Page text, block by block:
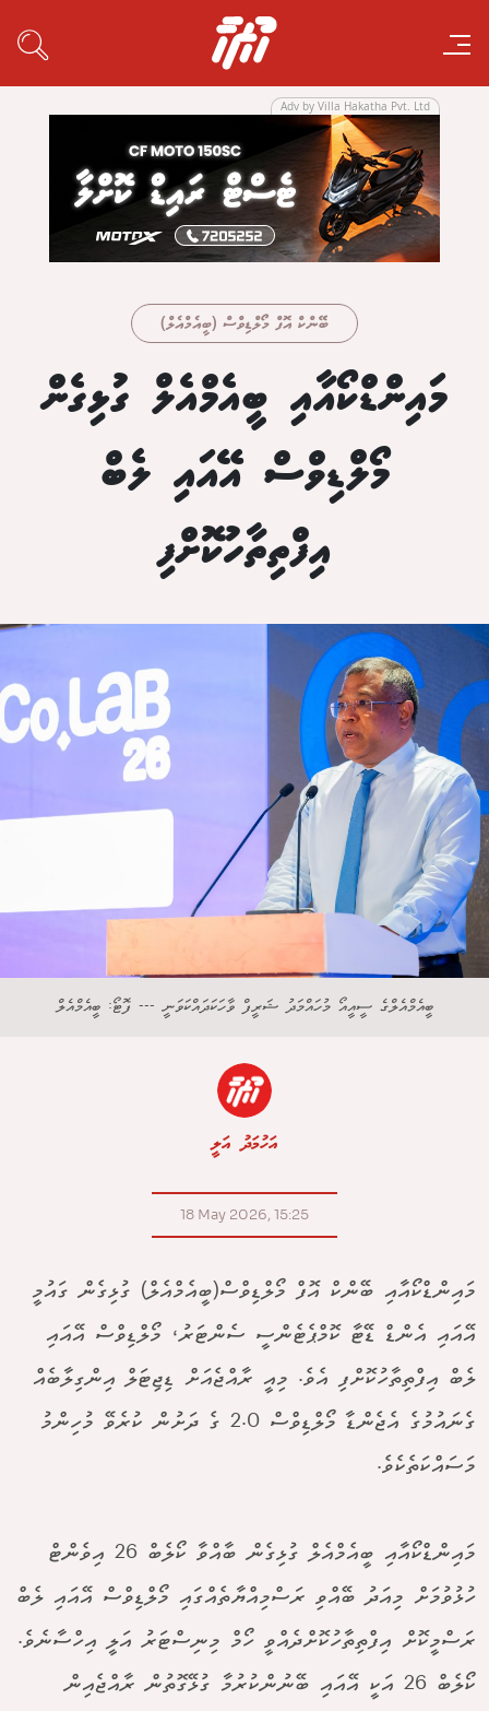
Adv by Villa Hakatha Pvt. Ltd
ބޭންކް އޮފް މޯލްޑިވްސް (ބީއެމްއެލް)
މައިންޑްކޯއާއި ބީއެމްއެލް ގުޅިގެން
މޯލްޑިވްސް އޭއައި ލެބް
އިފްތިތާހުކޮށްފި
ބީއެމްއެލްގެ ސީއީއޯ މުހައްމަދު ޝަރީފް ވާހަކަދައްކަވަނީ --- ފޮޓޯ: ބީއެމްއެލް
އަހުމަދު އަލީ
18 May 2026, 15:25
މައިންޑްކޯއާއި ބޭންކް އޮފް މޯލްޑިވްސް(ބީއެމްއެލް) ގުޅިގެން ގައުމީ
އޭއައި އެންޑް ޑޭޓާ ކޮމްޕެޓެންސީ ސެންޓަރު، މޯލްޑިވްސް އޭއައި
ލެބް އިފްތިތާހުކޮށްފި އެވެ. މިއީ ރާއްޖެއަށް ޑިޖިޓަލް އިންގިލާބެއް
ގެނައުމުގެ އެޖެންޑާ މޯލްޑިވްސް 2.0 ގެ ދަށުން ކުރެވޭ މުހިންމު
މަސައްކަތެކެވެ.
މައިންޑްކޯއާއި ބީއެމްއެލް ގުޅިގެން ބާއްވާ ކޯލެބް 26 އިވެންޓް
ހުޅުވުމަށް މިއަދު ބޭއްވި ރަސްމިއްޔާތެއްގައި މޯލްޑިވްސް އޭއައި ލެބް
ރަސްމީކޮށް އިފްތިތާހުކޮށްދެއްވީ ހޯމް މިނިސްޓަރު އަލީ އިހްސާނެވެ.
ކޯލެބް 26 އަކީ އޭއައި ބޭނުންކުރުމާ ގުޅޭގޮތުން ރާއްޖެއިން